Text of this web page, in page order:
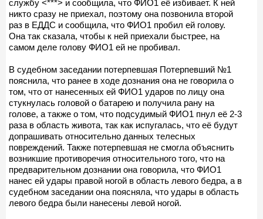
службу <***> и сообщила, что ФИО1 её избивает. К ней
никто сразу не приехал, поэтому она позвонила второй
раз в ЕДДС и сообщила, что ФИО1 пробил ей голову.
Она так сказала, чтобы к ней приехали быстрее, на
самом деле голову ФИО1 ей не пробивал.
В судебном заседании потерпевшая Потерпевший №1
пояснила, что ранее в ходе дознания она не говорила о
том, что от нанесенных ей ФИО1 ударов по лицу она
стукнулась головой о батарею и получила рану на
голове, а также о том, что подсудимый ФИО1 пнул её 2-3
раза в область живота, так как испугалась, что её будут
допрашивать относительно данных телесных
повреждений. Также потерпевшая не смогла объяснить
возникшие противоречия относительного того, что на
предварительном дознании она говорила, что ФИО1
нанес ей удары правой ногой в область левого бедра, а в
судебном заседании она поясняла, что удары в область
левого бедра были нанесены левой ногой.